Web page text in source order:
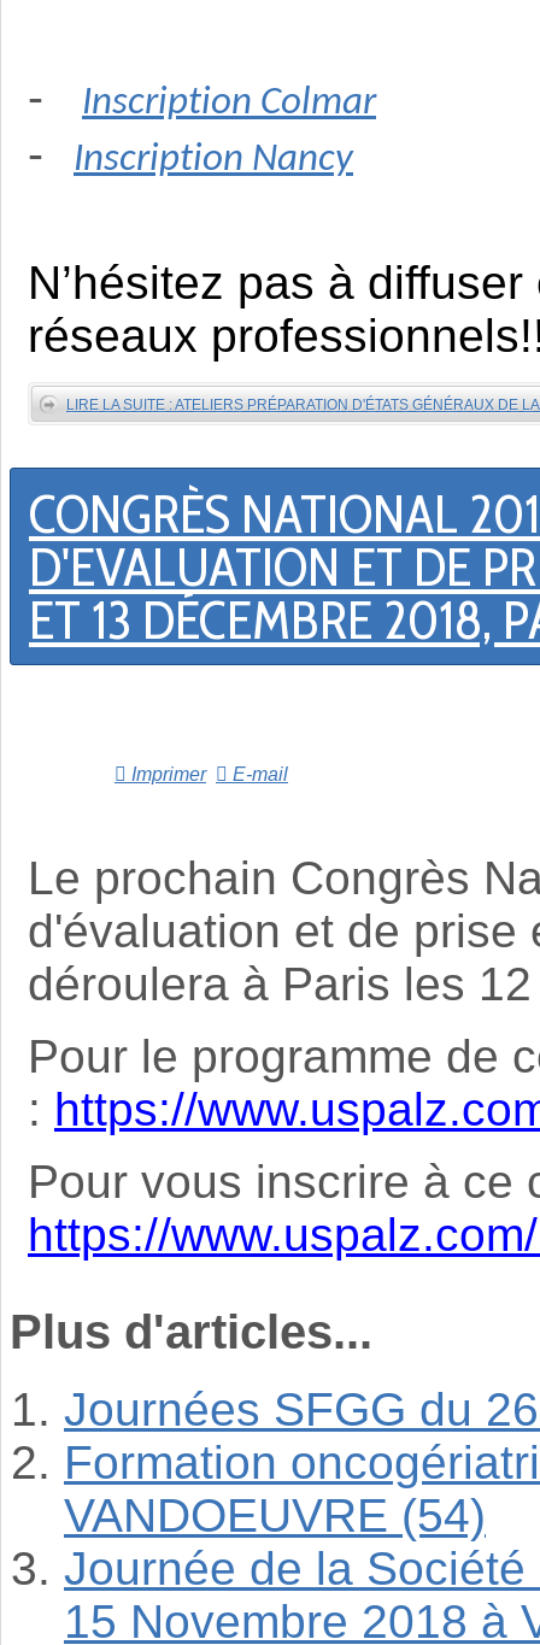
- Inscription Colmar
- Inscription Nancy
N’hésitez pas à
réseaux
LIRE LA SUITE : ATELIERS PRÉPARATION D'ÉTATS GÉNÉRAUX DE
CONGRÈS NATIONAL
D'EVALUATION ET DE
ET 13 DÉCEMBRE 2018,
Imprimer E-mail
Le prochain Congrès
d'évaluation et de prise
déroulera à Paris les
Pour le programme de
: https://
Pour vous inscrire à ce
https://
Plus d'articles...
Journées SFGG du
Formation
VANDOEUVRE (54)
Journée de la
15 Novembre 2018 à